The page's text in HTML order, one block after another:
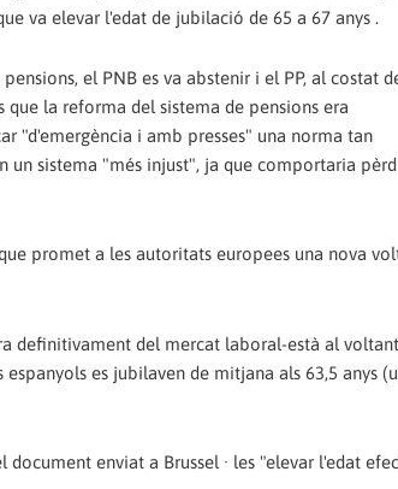
va elevar l'edat de jubilació de 65 a 67 anys .
el PNB es va abstenir i el PP, al costat
que la reforma del sistema de pensions era
"d'emergència i amb presses" una norma tan
sistema "més injust", ja que comportaria
promet a les autoritats europees una nova
definitivament del mercat laboral-està al
es jubilaven de mitjana als 63,5 anys
enviat a Brussel · les "elevar l'edat